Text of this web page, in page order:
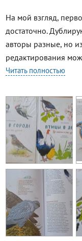
На мой взгляд,
достаточно.
авторы разные, но
редактирования
Читать полностью